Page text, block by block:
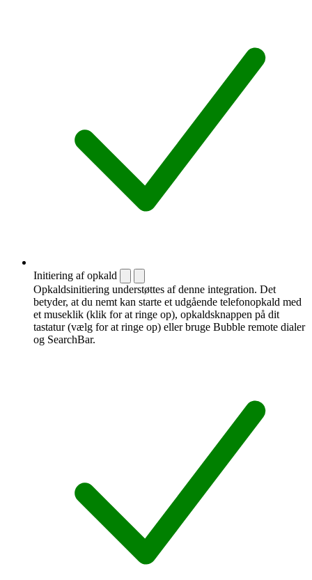
Initiering af opkald
Opkaldsinitiering understøttes af denne integration. Det
betyder, at du nemt kan starte et udgående telefonopkald med
et museklik (klik for at ringe op), opkaldsknappen på dit
tastatur (vælg for at ringe op) eller bruge Bubble remote dialer
og SearchBar.